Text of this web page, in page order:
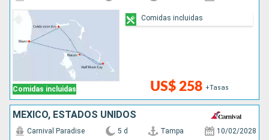
Comidas incluidas US$ 258 +Tasas
Comidas incluidas
MÉXICO, ESTADOS UNIDOS
Carnival Paradise 5 d Tampa 10/02/2028